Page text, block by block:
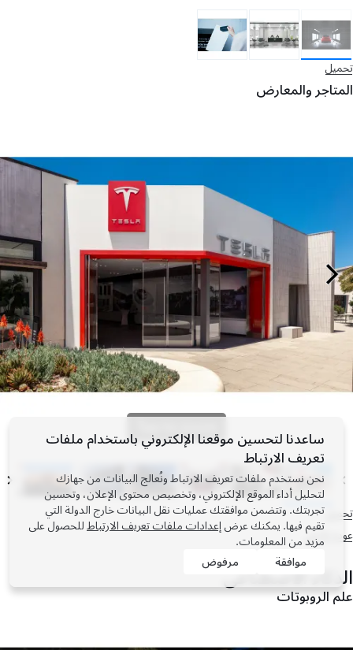
تحميل
المتاجر والمعارض
تحميل
عودة للأعلى
الذكاء الاصطناعي
علم الروبوتات
ساعدنا لتحسين موقعنا الإلكتروني باستخدام ملفات
تعريف الارتباط
نحن نستخدم ملفات تعريف الارتباط ونُعالج البيانات من جهازك
لتحليل أداء الموقع الإلكتروني، وتخصيص محتوى الإعلان، وتحسين
تجربتك. وتتضمن موافقتك عمليات نقل البيانات خارج الدولة التي
تقيم فيها. يمكنك عرض إعدادات ملفات تعريف الارتباط للحصول على
مزيد من المعلومات.
موافقة
مرفوض